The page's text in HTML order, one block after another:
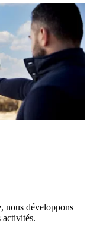
nous développons
activités.